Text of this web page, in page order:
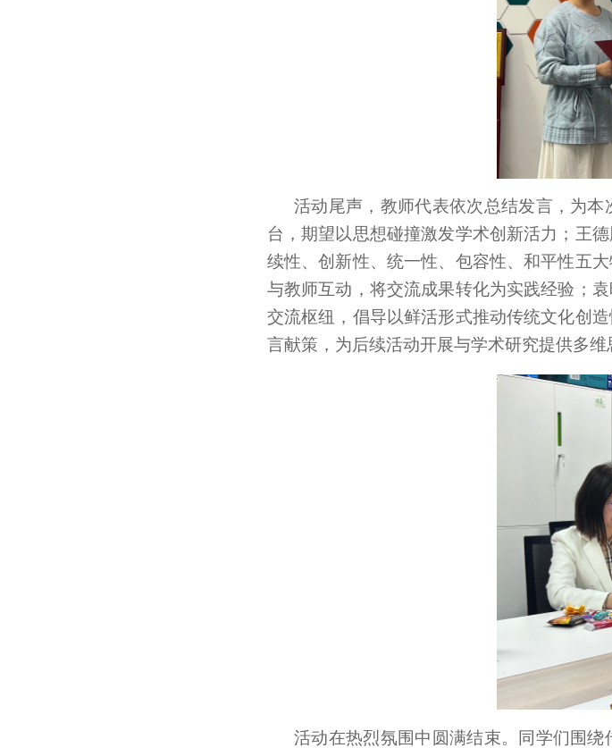
活动尾声，教师代表依次总结发言，为
台，期望以思想碰撞激发学术创新活力；王
续性、创新性、统一性、包容性、和平性五
与教师互动，将交流成果转化为实践经验；
交流枢纽，倡导以鲜活形式推动传统文化创
言献策，为后续活动开展与学术研究提供多维
活动在热烈氛围中圆满结束。同学们围